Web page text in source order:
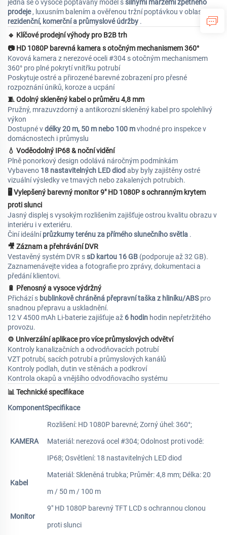
jedná se o vysoce poptávaný model ssilnými maržemi zpětného
prodeje, luxusním balením a ověřenou tržní poptávkou v oblasti
rezidenční, komerční a průmyslové údržby .
🔹 Klíčové prodejní výhody pro B2B trh
📷HD 1080P barevná kamera s otočným mechanismem 360°
Kovová kamera z nerezové oceli #304 s otočným mechanismem
360° pro plné pokrytí vnitřku potrubí
Poskytuje ostré a přirozené barevné zobrazení pro přesné
rozpoznání úniků, koroze a ucpání
🧵Odolný skleněný kabel o průměru 4,8 mm
Pružný, mrazuvzdorný a antikorozní skleněný kabel pro spolehlivý
výkon
Dostupné vdélky 20 m, 50 m nebo 100 mvhodné pro inspekce v
domácnostech i průmyslu
💧 Voděodolný IP68 & noční vidění
Plně ponorkový design odolává náročným podmínkám
Vybaveno 18 nastavitelných LED diod aby byly zajištěny ostré
vizuální výsledky ve tmavých nebo zakalených potrubích.
🖥 Vylepšený barevný monitor 9" HD 1080P s ochranným krytem
proti slunci
Jasný displej s vysokým rozlišením zajišťuje ostrou kvalitu obrazu v
interiéru i v exteriéru.
Činí ideálníprůzkumy terénu za přímého slunečního světla .
🎥 Záznam a přehrávání DVR
Vestavěný systém DVR ssD kartou 16 GB (podporuje až 32 GB).
Zaznamenávejte videa a fotografie pro zprávy, dokumentaci a
předání klientovi.
🔋 Přenosný a vysoce výdržný
Přichází s bublinkově chráněná přepravní taška z hliníku/ABSpro
snadnou přepravu a uskladnění.
12 V 4500 mAh Li-baterie zajišťuje až 6 hodin hodin nepřetržitého
provozu.
⚙ Univerzální aplikace pro více průmyslových odvětví
Kontroly kanalizačních a odvodňovacích potrubí
VZT potrubí, sacích potrubí a průmyslových kanálů
Kontroly podlah, dutin ve stěnách a podkroví
Kontrola okapů a vnějšího odvodňovacího systému
📊 Technické specifikace
KomponentSpecifikace
KAMERA
Rozlišení: HD 1080P barevné; Zorný úhel: 360°;
Materiál: nerezová ocel #304; Odolnost proti vodě:
IP68; Osvětlení: 18 nastavitelných LED diod
Kabel
Materiál: Skleněná trubka; Průměr: 4,8 mm; Délka: 20
m / 50 m / 100 m
Monitor
9" HD 1080P barevný TFT LCD s ochrannou clonou
proti slunci